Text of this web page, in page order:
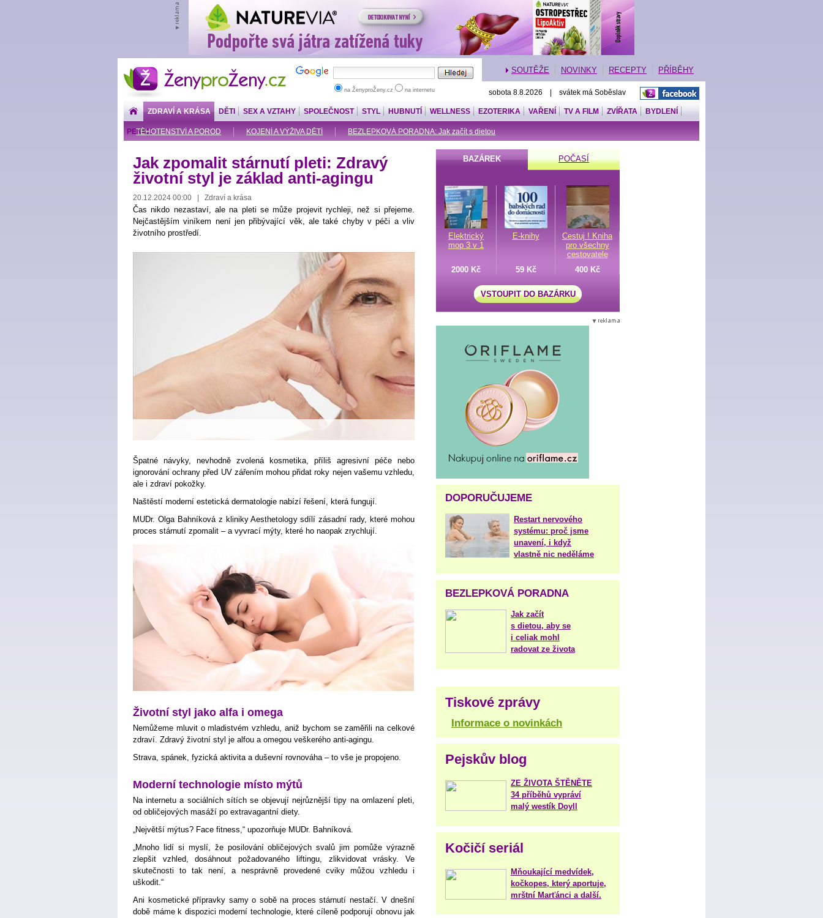
ŽenyproŽeny.cz
na ŽenyproŽeny.cz na internetu
SOUTĚŽE NOVINKY RECEPTY PŘÍBĚHY
sobota 8.8.2026 | svátek má Soběslav
ZDRAVÍ A KRÁSA
TĚHOTENSTVÍ A POROD KOJENÍ A VÝŽIVA DĚTÍ BEZLEPKOVÁ PORADNA: Jak začít s dietou
DĚTI SEX A VZTAHY SPOLEČNOST STYL HUBNUTÍ WELLNESS EZOTERIKA VAŘENÍ TV A FILM ZVÍŘATA BYDLENÍ
PENÍZE
Jak zpomalit stárnutí pleti: Zdravý
životní styl je základ anti-agingu
20.12.2024 00:00 | Zdraví a krása
Čas nikdo nezastaví, ale na pleti se může projevit rychleji, než si přejeme.
Nejčastějším viníkem není jen přibývající věk, ale také chyby v péči a vliv
životního prostředí.
Špatné návyky, nevhodně zvolená kosmetika, příliš agresivní péče nebo
ignorování ochrany před UV zářením mohou přidat roky nejen vašemu vzhledu,
ale i zdraví pokožky.
Naštěstí moderní estetická dermatologie nabízí řešení, která fungují.
MUDr. Olga Bahníková z kliniky Aesthetology sdílí zásadní rady, které mohou
proces stárnutí zpomalit – a vyvrací mýty, které ho naopak zrychlují.
Životní styl jako alfa i omega
Nemůžeme mluvit o mladistvém vzhledu, aniž bychom se zaměřili na celkové
zdraví. Zdravý životní styl je alfou a omegou veškerého anti-agingu.
Strava, spánek, fyzická aktivita a duševní rovnováha – to vše je propojeno.
Moderní technologie místo mýtů
Na internetu a sociálních sítích se objevují nejrůznější tipy na omlazení pleti,
od obličejových masáží po extravagantní diety.
„Největší mýtus? Face fitness,“ upozorňuje MUDr. Bahníková.
„Mnoho lidí si myslí, že posilování obličejových svalů jim pomůže výrazně
zlepšit vzhled, dosáhnout požadovaného liftingu, zlikvidovat vrásky. Ve
skutečnosti to tak není, a nesprávně provedené cviky můžou vzhledu i
uškodit.“
Ani kosmetické přípravky samy o sobě na proces stárnutí nestačí. V dnešní
době máme k dispozici moderní technologie, které cíleně podporují obnovu jak
BAZÁREK POČASÍ
Elektrický
mop 3 v 1
E-knihy
Cestuj ! Kniha
pro všechny
cestovatele
2000 Kč
59 Kč 400 Kč
VSTOUPIT DO BAZÁRKU
DOPORUČUJEME
Restart nervového
systému: proč jsme
unavení, i když
vlastně nic neděláme
BEZLEPKOVÁ PORADNA
Jak začít
s dietou, aby se
i celiak mohl
radovat ze života
Tiskové zprávy
Informace o novinkách
Pejskův blog
ZE ŽIVOTA ŠTĚNĚTE
34 příběhů vypráví
malý westík Doyll
Kočičí seriál
Mňoukající medvídek,
kočkopes, který aportuje,
mrštní Marťánci a další.